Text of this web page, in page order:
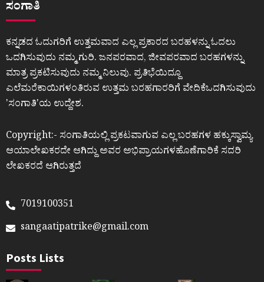
ಸಂಗಾತಿ
ಕನ್ನಡದ ಓದುಗರಿಗೆ ಉತ್ತಮವಾದ ಎಲ್ಲ ಪ್ರಕಾರದ ಬರಹಳನ್ನು ಓದಲು
ಒದಗಿಸುವುದು ನಮ್ಮ ಗುರಿ. ಜನಪರವಾದ, ಜೀವಪರವಾದ ಬರಹಗಳನ್ನು
ಮಾತ್ರ ಪ್ರಕಟಿಸುವುದು ನಮ್ಮ ನಿಲುವು. ಪ್ರತಿಭೆಯಿದ್ದೂ
ಎಲೆಮರೆಕಾಯಿಗಳಂತಿರುವ ಉತ್ತಮ ಬರಹಗಾರರಿಗೆ ವೇದಿಕೆಒದಗಿಸುವುದು
ʼಸಂಗಾತಿʼಯ ಉದ್ದೇಶ.
Copyright:- ಸಂಗಾತಿಯಲ್ಲಿ ಪ್ರಕಟವಾಗುವ ಎಲ್ಲ ಬರಹಗಳ ಹಕ್ಕುಸ್ವಾಮ್ಯ
ಆಯಾಲೇಖಕರದೇ ಆಗಿದ್ದು ಅವರ ಅಭಿಪ್ರಾಯಗಳಹೊಣೆಗಾರಿಕೆ ಸದರಿ
ಲೇಖಕರದೆ ಆಗಿರುತ್ತದೆ
7019100351
sangaatipatrike@gmail.com
Posts Lists